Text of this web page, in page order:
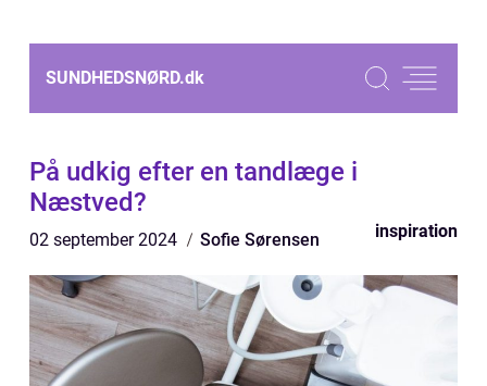
SUNDHEDSNØRD.dk
På udkig efter en tandlæge i
Næstved?
02 september 2024 Sofie Sørensen inspiration